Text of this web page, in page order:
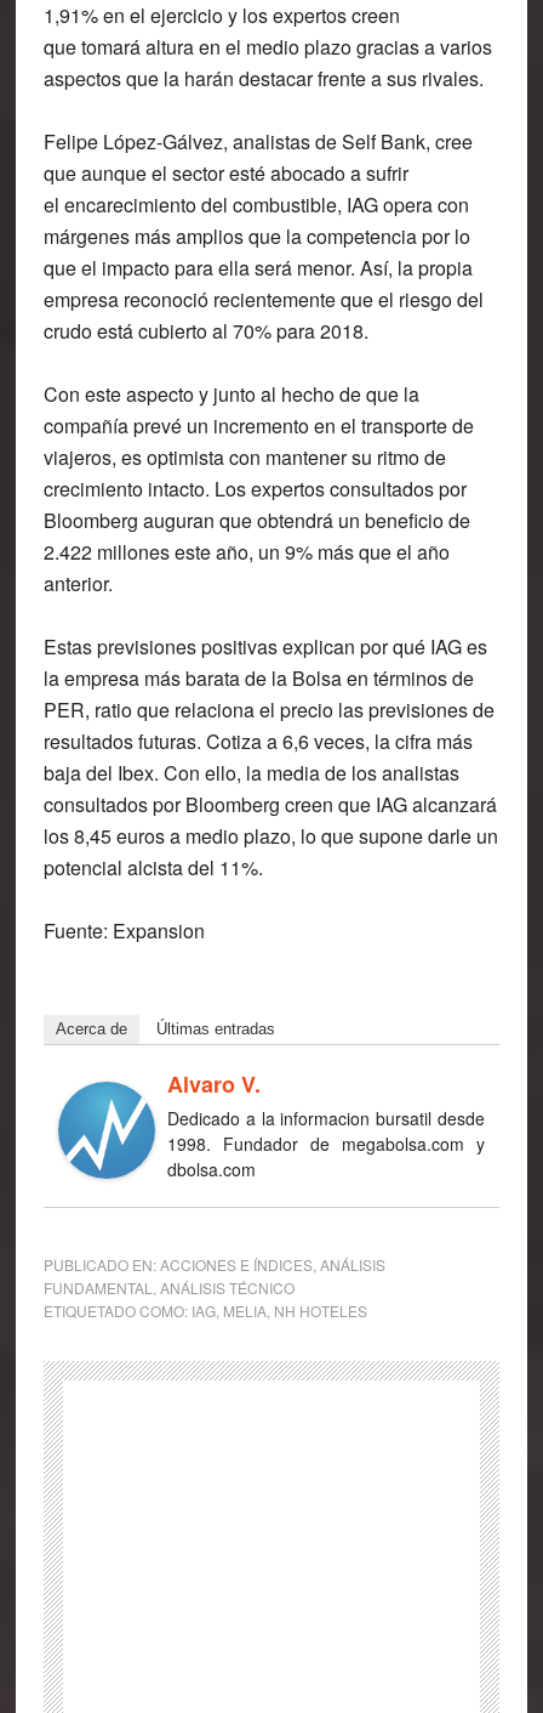
1,91% en el ejercicio y los expertos creen
quetomará altura en el medio plazogracias a varios
aspectos que la harán destacar frente a sus rivales.
Felipe López-Gálvez, analistas de Self Bank, cree
que aunque el sector esté abocado a sufrir
el encarecimiento del combustible, IAG opera con
márgenes más ampliosque la competencia por lo
que el impacto para ella será menor. Así, la propia
empresa reconoció recientemente que el riesgo del
crudo estácubierto al 70%para 2018.
Con este aspecto y junto al hecho de que la
compañía prevé un incremento en el transporte de
viajeros, es optimista con mantener su ritmo de
crecimiento intacto. Los expertos consultados por
Bloomberg auguran que obtendrá un beneficio de
2.422 milloneseste año, un 9% másque el año
anterior.
Estas previsiones positivas explican por qué IAG es
la empresa más barata de la Bolsa en términos de
PER, ratio que relaciona el precio las previsiones de
resultados futuras. Cotiza a 6,6 veces, la cifra más
baja del Ibex. Con ello, la media de los analistas
consultados por Bloomberg creen que IAG alcanzará
los 8,45 euros a medio plazo, lo que supone darle un
potencial alcista del 11%.
Fuente: Expansion
Acerca de Últimas entradas
Alvaro V.
Dedicado a la informacion bursatil desde
1998. Fundador de megabolsa.com y
dbolsa.com
PUBLICADO EN:ACCIONES E ÍNDICES, ANÁLISIS
FUNDAMENTAL
ANÁLISIS TÉCNICO
ETIQUETADO COMO: IAG, MELIA, NH HOTELES